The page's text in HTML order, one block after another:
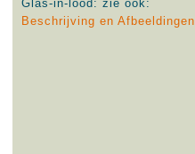
Glas-in-lood: zie ook:
Beschrijving en Afbeeldingen